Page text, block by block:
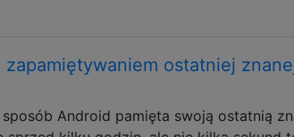
ostatniej
Android pamięta swoją ostatnią